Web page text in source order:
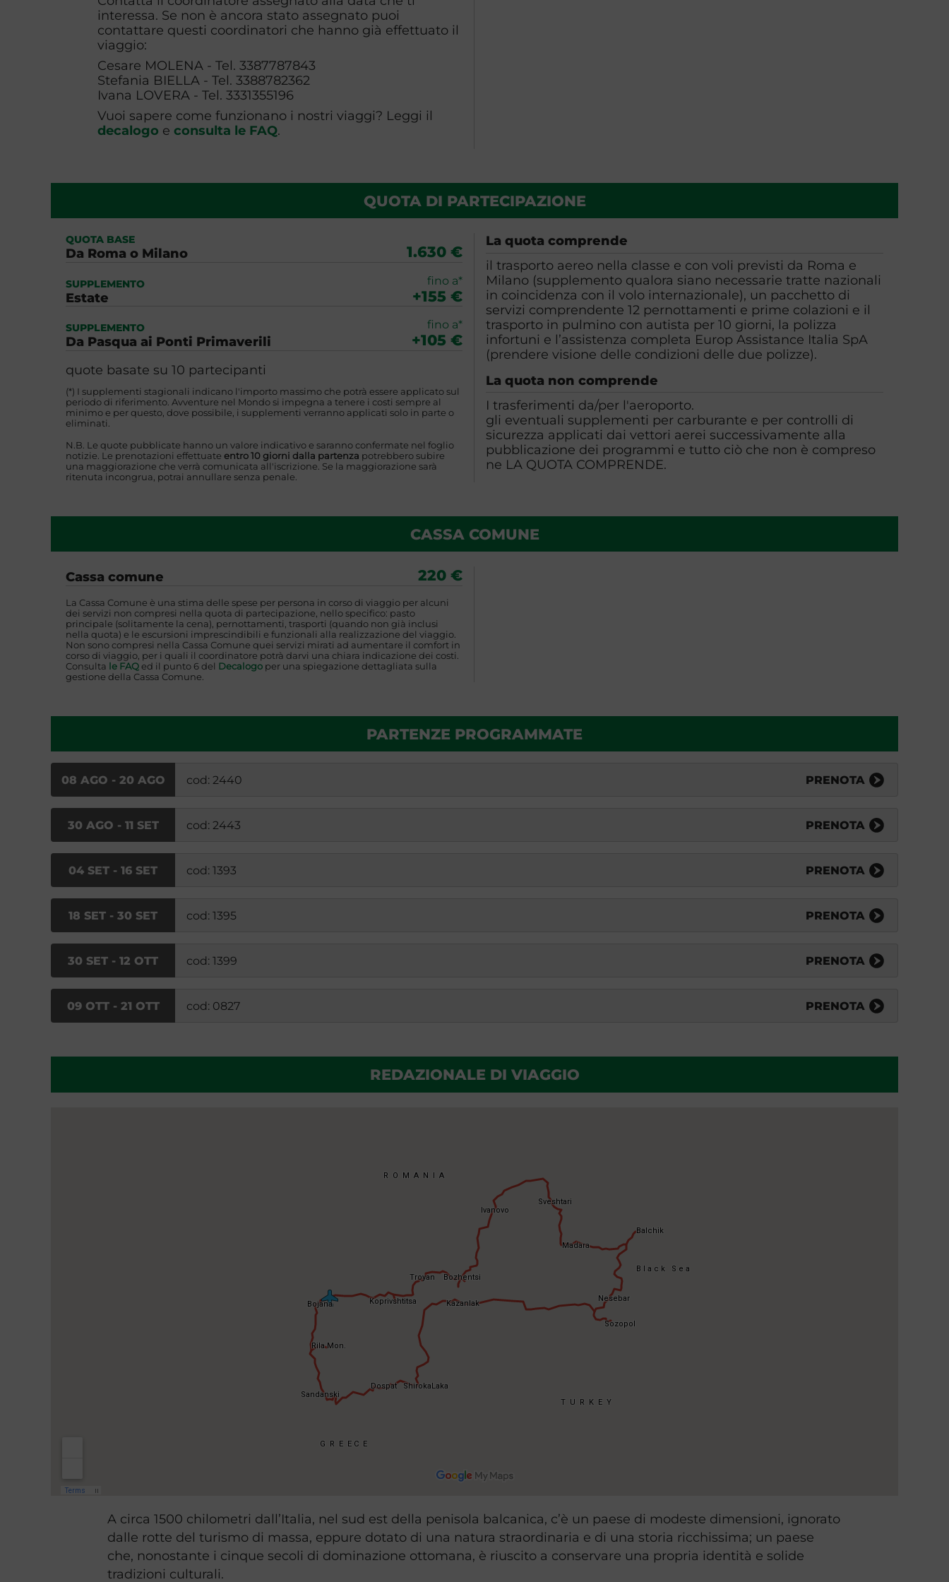
interessa. Se non è ancora stato assegnato puoi
contattare questi coordinatori che hanno già effettuato il
viaggio:
Cesare MOLENA - Tel. 3387787843
Stefania BIELLA - Tel. 3388782362
Ivana LOVERA - Tel. 3331355196
Vuoi sapere come funzionano i nostri viaggi? Leggi il
decalogo e consulta le FAQ.
QUOTA DI PARTECIPAZIONE
QUOTA BASE
Da Roma o Milano 1.630 €
SUPPLEMENTO
Estate
fino a*
+155 €
SUPPLEMENTO
Da Pasqua ai Ponti Primaverili
fino a*
+105 €
quote basate su 10 partecipanti
(*) I supplementi stagionali indicano l'importo massimo che potrà essere applicato sul
periodo di riferimento. Avventure nel Mondo si impegna a tenere i costi sempre al
minimo e per questo, dove possibile, i supplementi verranno applicati solo in parte o
eliminati.
N.B. Le quote pubblicate hanno un valore indicativo e saranno confermate nel foglio
notizie. Le prenotazioni effettuate entro 10 giorni dalla partenza potrebbero subire
una maggiorazione che verrà comunicata all'iscrizione. Se la maggiorazione sarà
ritenuta incongrua, potrai annullare senza penale.
La quota comprende
il trasporto aereo nella classe e con voli previsti da Roma e
Milano (supplemento qualora siano necessarie tratte nazionali
in coincidenza con il volo internazionale), un pacchetto di
servizi comprendente 12 pernottamenti e prime colazioni e il
trasporto in pulmino con autista per 10 giorni, la polizza
infortuni e l’assistenza completa Europ Assistance Italia SpA
(prendere visione delle condizioni delle due polizze).
La quota non comprende
I trasferimenti da/per l'aeroporto.
gli eventuali supplementi per carburante e per controlli di
sicurezza applicati dai vettori aerei successivamente alla
pubblicazione dei programmi e tutto ciò che non è compreso
ne LA QUOTA COMPRENDE.
CASSA COMUNE
Cassa comune 220 €
La Cassa Comune è una stima delle spese per persona in corso di viaggio per alcuni
dei servizi non compresi nella quota di partecipazione, nello specifico: pasto
principale (solitamente la cena), pernottamenti, trasporti (quando non già inclusi
nella quota) e le escursioni imprescindibili e funzionali alla realizzazione del viaggio.
Non sono compresi nella Cassa Comune quei servizi mirati ad aumentare il comfort in
corso di viaggio, per i quali il coordinatore potrà darvi una chiara indicazione dei costi.
Consulta le FAQed il punto 6 del Decalogoper una spiegazione dettagliata sulla
gestione della Cassa Comune.
PARTENZE PROGRAMMATE
08 AGO - 20 AGO cod: 2440 PRENOTA
30 AGO - 11 SET cod: 2443 PRENOTA
04 SET - 16 SET cod: 1393 PRENOTA
18 SET - 30 SET cod: 1395 PRENOTA
30 SET - 12 OTT cod: 1399 PRENOTA
09 OTT - 21 OTT cod: 0827 PRENOTA
REDAZIONALE DI VIAGGIO
A circa 1500 chilometri dall’Italia, nel sud est della penisola balcanica, c’è un paese di modeste dimensioni, ignorato
dalle rotte del turismo di massa, eppure dotato di una natura straordinaria e di una storia ricchissima; un paese
che, nonostante i cinque secoli di dominazione ottomana, è riuscito a conservare una propria identità e solide
tradizioni culturali.